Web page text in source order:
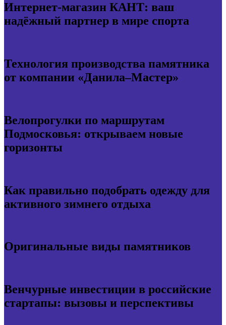
Интернет-магазин КАНТ: ваш
надёжный партнер в мире спорта
Технология производства памятника
от компании «Данила–Мастер»
Велопрогулки по маршрутам
Подмосковья: открываем новые
горизонты
Как правильно подобрать одежду для
активного зимнего отдыха
Оригинальные виды памятников
Венчурные инвестиции в российские
стартапы: вызовы и перспективы